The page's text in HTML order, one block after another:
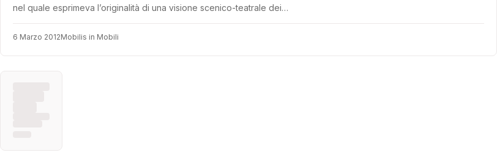
nel quale esprimeva l’originalità di una visione scenico-teatrale dei…
6 Marzo 2012Mobilis in Mobili